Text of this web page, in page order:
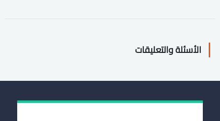
الأسئلة والتعليقات